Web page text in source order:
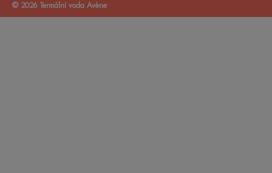
© 2026 Termální voda Avène